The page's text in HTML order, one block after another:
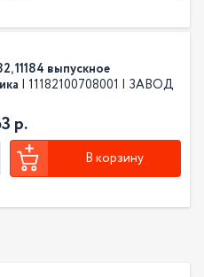
11184 выпускное
| 11182100708001 | ЗАВОД
р.
В корзину